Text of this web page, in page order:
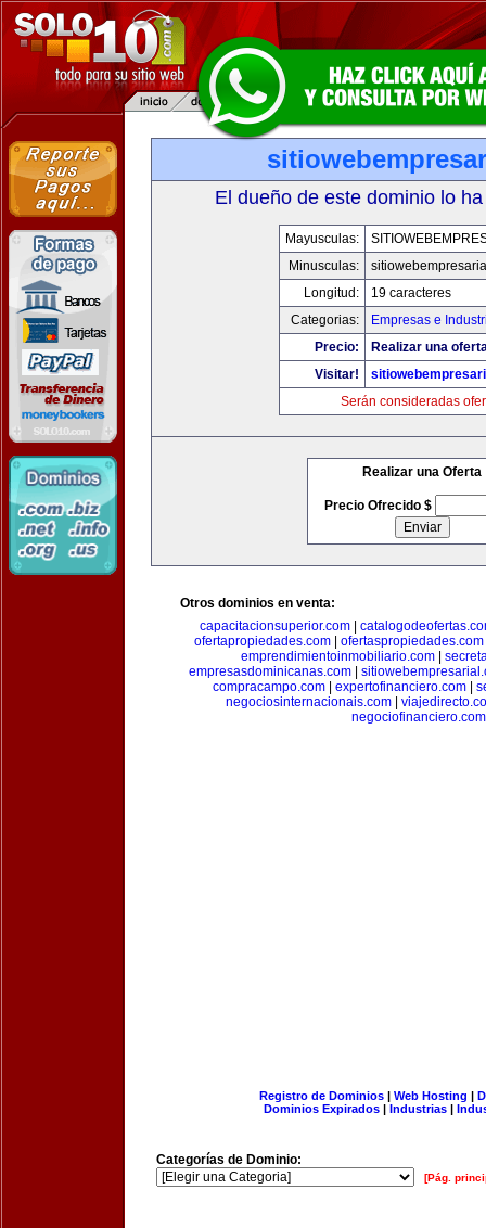
El dueño de este dominio lo
Mayusculas:
Minusculas:
Longitud:
19 caracteres
Categorias:
Empresas e
Precio:
Realizar una
Visitar!
Serán consideradas
Realizar una Oferta
Precio Ofrecido $
Otros dominios en venta:
capacitacionsuperior.com
ofertapropiedades.com
ofertaspropiedades.com
emprendimientoinmobiliario.com|
empresasdominicanas.com|
compracampo.com| expertofinanciero.com|
negociosinternacionais.com
negociofinanciero.com
Registro de Dominios| Web Hosting |
Dominios Expirados | Industrias |
Categorías de Dominio:
[Pág.